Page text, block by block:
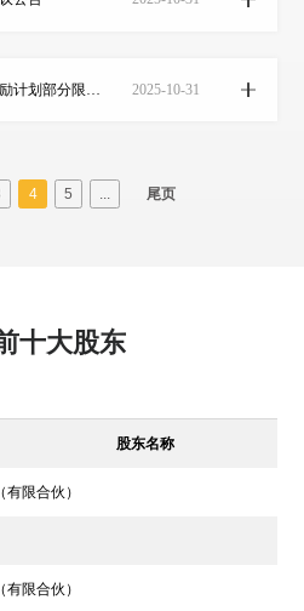
2025-10-31
4 5 ... 尾页
十大股东
股东名称
限合伙）
限合伙）